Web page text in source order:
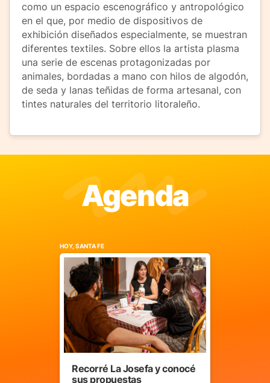
como un espacio escenográfico y antropológico
en el que, por medio de dispositivos de
exhibición diseñados especialmente, se muestran
diferentes textiles. Sobre ellos la artista plasma
una serie de escenas protagonizadas por
animales, bordadas a mano con hilos de algodón,
de seda y lanas teñidas de forma artesanal, con
tintes naturales del territorio litoraleño.
Agenda
HOY, SANTA FE
Recorré La Josefa y conocé
sus propuestas